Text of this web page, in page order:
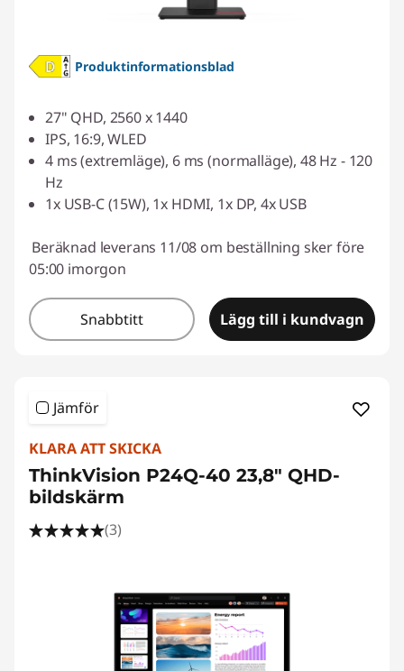
Produktinformationsblad
27" QHD, 2560 x 1440
IPS, 16:9, WLED
4 ms (extremläge), 6 ms (normalläge), 48 Hz - 120
Hz
1x USB-C (15W), 1x HDMI, 1x DP, 4x USB
Beräknad leverans 11/08 om beställning sker före
05:00 imorgon
Snabbtitt Lägg till i kundvagn
Jämför
KLARA ATT SKICKA
ThinkVision P24Q-40 23,8" QHD-
bildskärm
(3)